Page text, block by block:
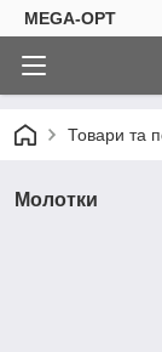
MEGA-OPT
Товари та
Молотки